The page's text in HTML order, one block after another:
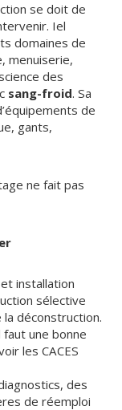
se doit de
Iel
domaines de
menuiserie,
des
sang-froid. Sa
de
gants,
ne fait pas
installation
sélective
déconstruction.
une bonne
les CACES
des
de réemploi